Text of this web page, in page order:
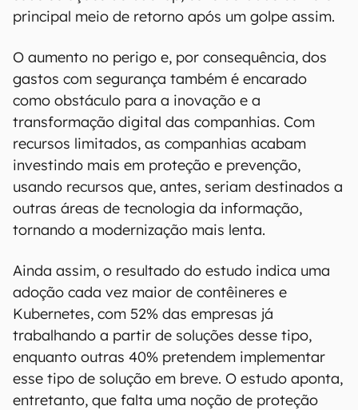
principal meio de retorno após um golpe assim.
O aumento no perigo e, por consequência, dos
gastos com segurança também é encarado
como obstáculo para a inovação e a
transformação digital das companhias. Com
recursos limitados, as companhias acabam
investindo mais em proteção e prevenção,
usando recursos que, antes, seriam destinados a
outras áreas de tecnologia da informação,
tornando a modernização mais lenta.
Ainda assim, o resultado do estudo indica uma
adoção cada vez maior de contêineres e
Kubernetes, com 52% das empresas já
trabalhando a partir de soluções desse tipo,
enquanto outras 40% pretendem implementar
esse tipo de solução em breve. O estudo aponta,
entretanto, que falta uma noção de proteção